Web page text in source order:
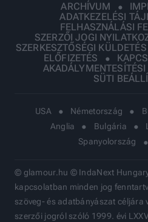
ARCHÍVUM
ADATKEZELÉSI
FELHASZNÁLÁSI
SZERZŐI JOGI
SZERKESZTŐSÉGI KÜLDETÉS
ELŐFIZETÉS
SÜTI
USA Németország
Anglia
Bulgária
Spanyolország
© glamour.hu © IndaNext
kapcsolatban minden jog
szöveg- és adatbányászat céljára
szerzői jogról szóló 1999. évi